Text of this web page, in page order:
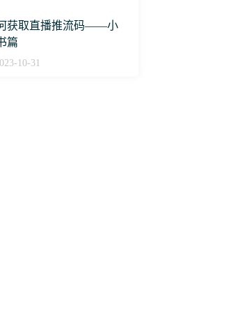
获取直播推流码——小
篇
10-31